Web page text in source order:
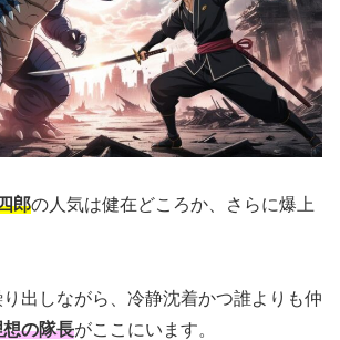
郎の人気は健在どころか、さらに爆上
出しながら、冷静沈着かつ誰よりも仲
想の隊長がここにいます。